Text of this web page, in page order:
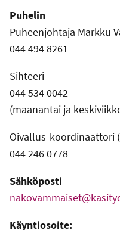
Puhelin
Puheenjohtaja Markku
044 494 8261
Sihteeri
044 534 0042
(maanantai ja
Oivallus-koordinaattori
044 246 0778
Sähköposti
Käyntiosoite: